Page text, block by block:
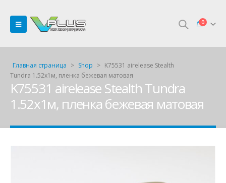
0
Главная страница > Shop > K75531 airelease Stealth
Tundra 1.52х1м, пленка бежевая матовая
K75531 airelease Stealth Tundra
1.52х1м, пленка бежевая матовая